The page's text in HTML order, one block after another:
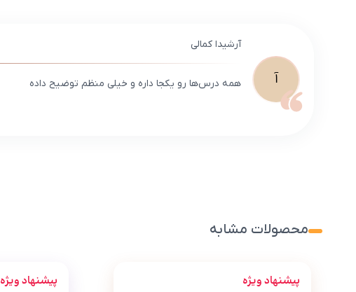
آ
آرشیدا کمالی
همه درس‌ها رو یکجا داره و خیلی منظم توضیح داده
محصولات مشابه
پیشنهاد ویژه پیشنهاد ویژه